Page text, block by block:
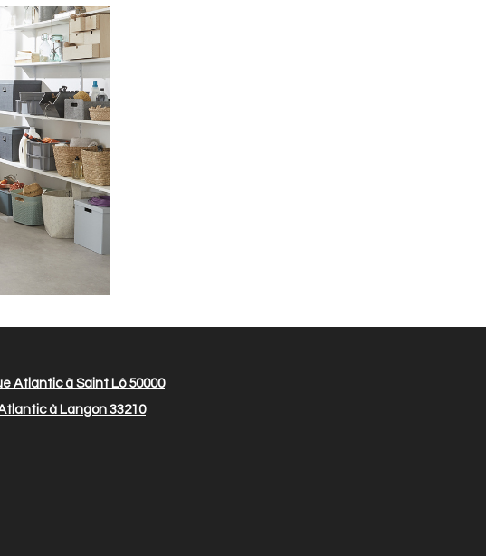
Atlantic à Saint Lô 50000
à Langon 33210